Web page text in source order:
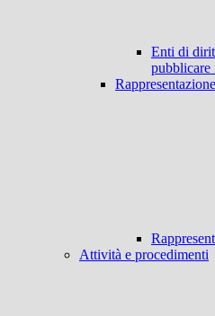
Enti di
pubblicare
Attività e procedimenti